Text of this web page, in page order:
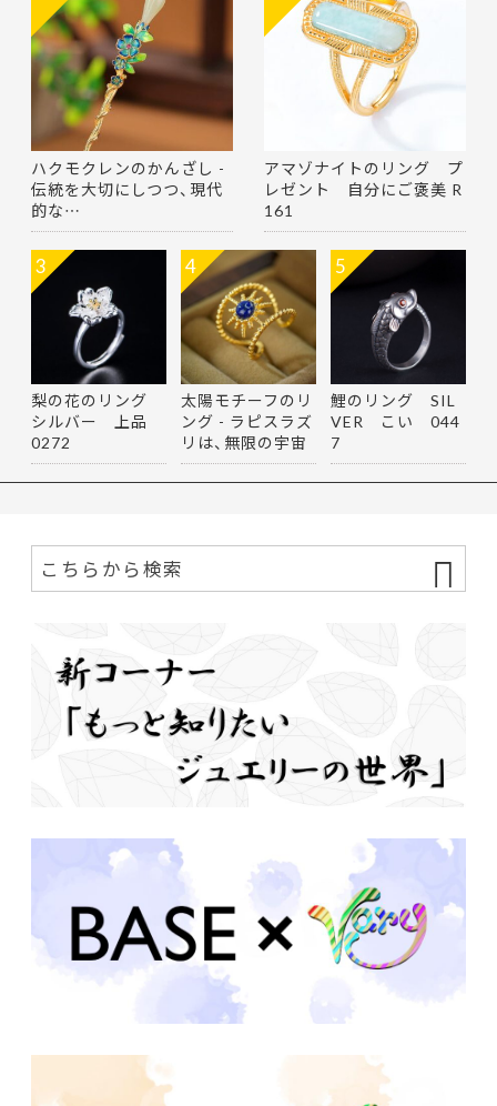
ハクモクレンのかんざし -
伝統を大切にしつつ、現代
的な…
アマゾナイトのリング プ
レゼント 自分にご褒美 R
161
梨の花のリング
シルバー 上品
0272
3
太陽モチーフのリ
ング - ラピスラズ
リは、無限の宇宙
を思…
4
鯉のリング SIL
VER こい 044
7
5